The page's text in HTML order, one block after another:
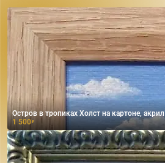
Остров в тропиках Холст на картоне, акрил
1 500₽